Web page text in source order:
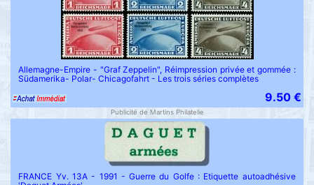
Allemagne-Empire - "Graf Zeppelin", Réimpression privée et gommée :
Südamerika- Polar- Chicagofahrt - Les trois séries complètes
9.50 €
Publicité de Martins Philatelie
FRANCE Yv. 13A - 1991 - Guerre du Golfe : Etiquette autoadhésive